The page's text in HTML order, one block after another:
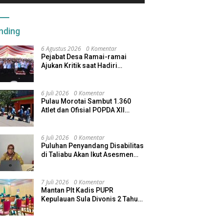
6 Agustus 2026 0 Komentar
Pejabat Desa Ramai-ramai
Ajukan Kritik saat Hadiri
6 Juli 2026 0 Komentar
Pulau Morotai Sambut 1.360
Atlet dan Ofisial POPDA XII
6 Juli 2026 0 Komentar
Puluhan Penyandang Disabilitas
di Taliabu Akan Ikut Asesmen
7 Juli 2026 0 Komentar
Mantan Plt Kadis PUPR
Kepulauan Sula Divonis 2 Tahun